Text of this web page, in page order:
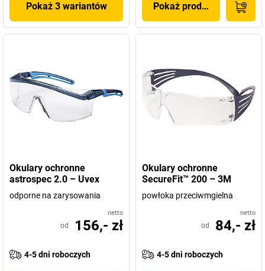
Pokaż 3 wariantów Pokaż produkt
Okulary ochronne
astrospec 2.0 – Uvex
odporne na zarysowania
netto
od 156,- zł
4-5 dni roboczych
Okulary ochronne
SecureFit™ 200 – 3M
powłoka przeciwmgielna
netto
od 84,- zł
4-5 dni roboczych